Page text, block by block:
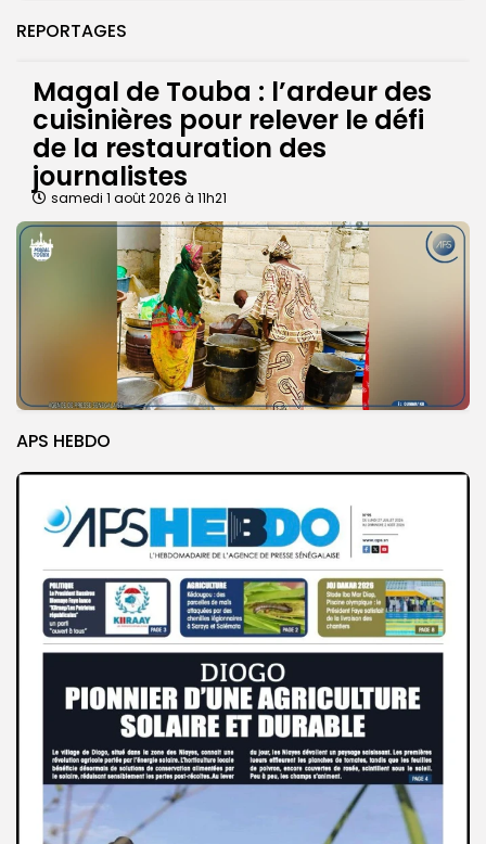
REPORTAGES
Magal de Touba : l’ardeur des
cuisinières pour relever le défi
de la restauration des
journalistes
samedi 1 août 2026 à 11h21
APS HEBDO